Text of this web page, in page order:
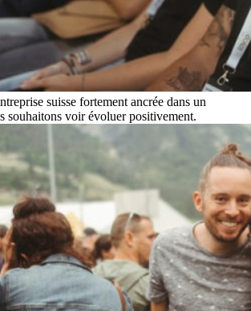
suisse fortement ancrée dans un
souhaitons voir évoluer positivement.